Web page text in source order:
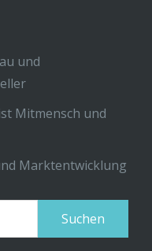
und
Mitmensch und
Marktentwicklung